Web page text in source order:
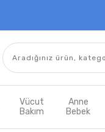
Vücut
Bakım
Anne
Bebek